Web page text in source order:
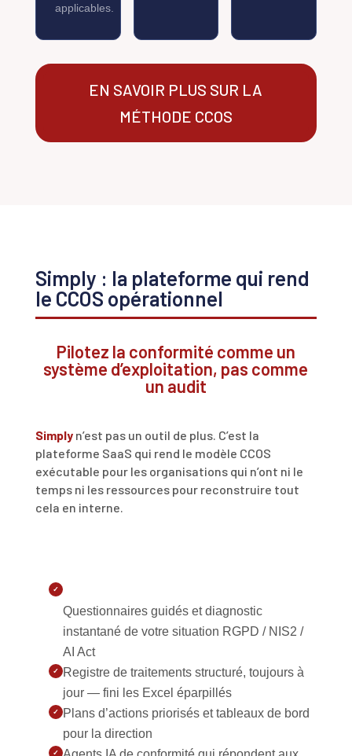
applicables.
EN SAVOIR PLUS SUR LA
MÉTHODE CCOS
Simply : la plateforme qui rend
le CCOS opérationnel
Pilotez la conformité comme un
système d’exploitation, pas comme
un audit
Simplyn’est pas un outil de plus. C’est la
plateforme SaaS qui rend le modèle CCOS
exécutable pour les organisations qui n’ont ni le
temps ni les ressources pour reconstruire tout
cela en interne.
✓
Questionnaires guidés et diagnostic
instantané de votre situation RGPD / NIS2 /
AI Act
✓ Registre de traitements structuré, toujours à
jour — fini les Excel éparpillés
✓ Plans d’actions priorisés et tableaux de bord
pour la direction
✓